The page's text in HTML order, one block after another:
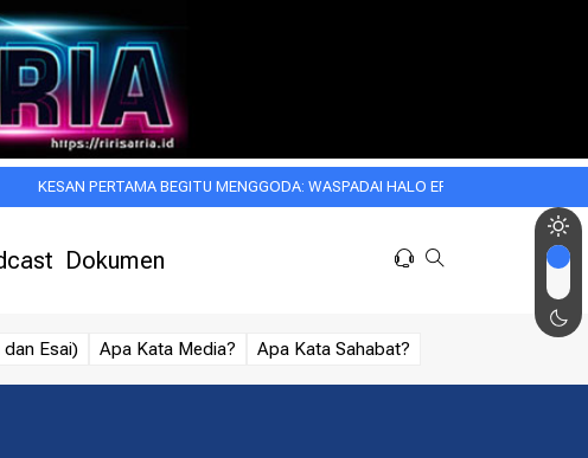
PERTAMA BEGITU MENGGODA: WASPADAI HALO EFFECT DALAM KEHIDUPAN
Dokumen
Esai) Apa Kata Media? Apa Kata Sahabat?